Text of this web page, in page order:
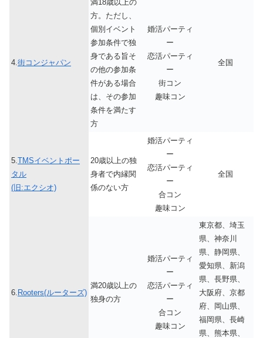
4. 街コンジャパン
満18歳以上の
方。ただし、
個別イベント
参加条件で独
身である旨そ
の他の参加条
件がある場合
は、その参加
条件を満たす
方
婚活パーティ
ー
恋活パーティ
ー
街コン
趣味コン
全国
5. TMSイベントポー
タル
(旧:エクシオ)
20歳以上の独
身者で内縁関
係のない方
婚活パーティ
ー
恋活パーティ
ー
合コン
趣味コン
全国
6. Rooters(ルーターズ)
満20歳以上の
独身の方
婚活パーティ
ー
恋活パーティ
ー
合コン
趣味コン
東京都、埼玉
県、神奈川
県、静岡県、
愛知県、新潟
県、長野県、
大阪府、京都
府、岡山県、
福岡県、長崎
県、熊本県、